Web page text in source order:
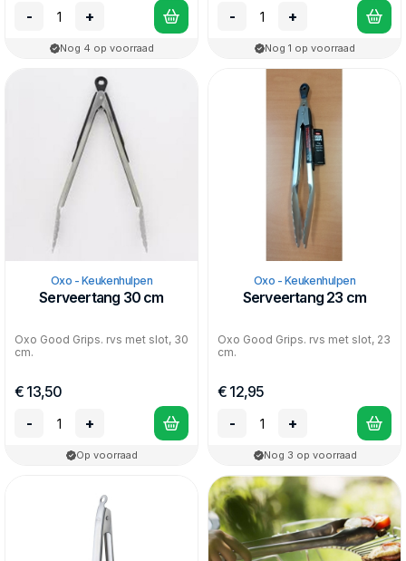
- +
Nog 4 op voorraad
- +
Nog 1 op voorraad
Oxo - Keukenhulpen
Serveertang 30 cm
Oxo Good Grips. rvs met slot, 30
cm.
€ 13,50
-
+
Op voorraad
Oxo - Keukenhulpen
Serveertang 23 cm
Oxo Good Grips. rvs met slot, 23
cm.
€ 12,95
-
+
Nog 3 op voorraad